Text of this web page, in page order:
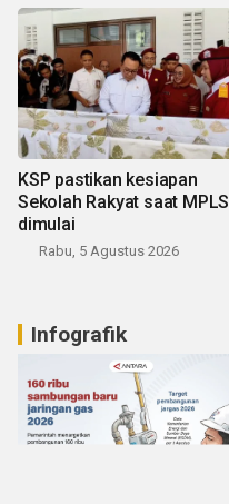
KSP pastikan kesiapan
Sekolah Rakyat saat MPLS
dimulai
Rabu, 5 Agustus 2026
Infografik